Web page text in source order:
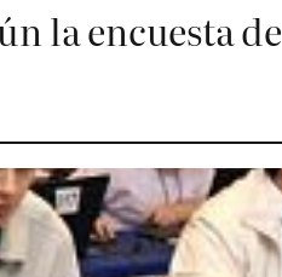
la encuesta